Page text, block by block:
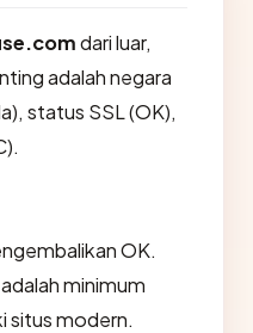
dari luar,
adalah negara
status SSL (OK),
OK.
minimum
situs modern.